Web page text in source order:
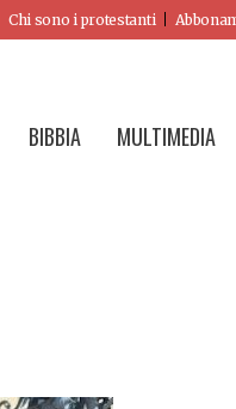
Chi sono i protestanti
BIBBIA MULTIMEDIA